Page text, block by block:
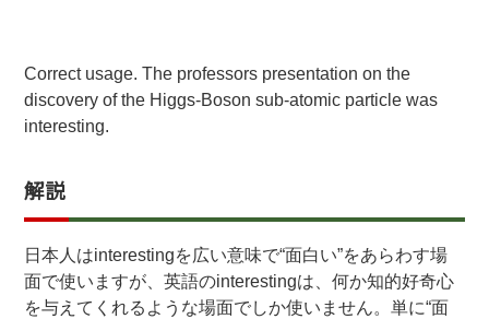
Correct usage. The professors presentation on the
discovery of the Higgs-Boson sub-atomic particle was
interesting.
解説
日本人はinterestingを広い意味で“面白い”をあらわす場
面で使いますが、英語のinterestingは、何か知的好奇心
を与えてくれるような場面でしか使いません。単に“面